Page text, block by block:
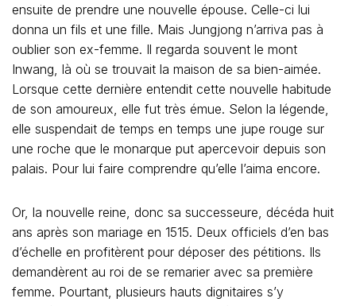
ensuite de prendre une nouvelle épouse. Celle-ci lui
donna un fils et une fille. Mais Jungjong n’arriva pas à
oublier son ex-femme. Il regarda souvent le mont
Inwang, là où se trouvait la maison de sa bien-aimée.
Lorsque cette dernière entendit cette nouvelle habitude
de son amoureux, elle fut très émue. Selon la légende,
elle suspendait de temps en temps une jupe rouge sur
une roche que le monarque put apercevoir depuis son
palais. Pour lui faire comprendre qu’elle l’aima encore.
Or, la nouvelle reine, donc sa successeure, décéda huit
ans après son mariage en 1515. Deux officiels d’en bas
d’échelle en profitèrent pour déposer des pétitions. Ils
demandèrent au roi de se remarier avec sa première
femme. Pourtant, plusieurs hauts dignitaires s’y